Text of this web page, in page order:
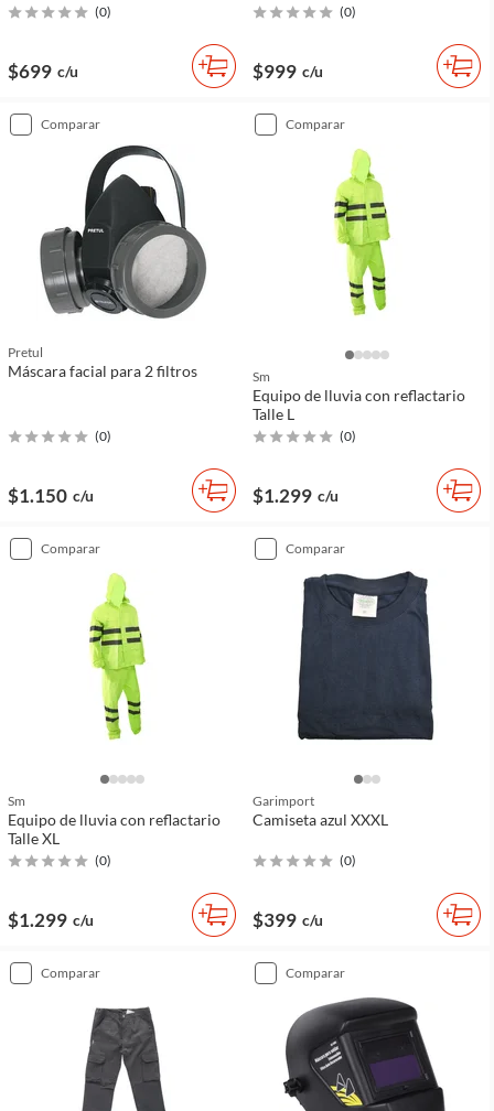
(0)
$699 c/u
(0)
$999 c/u
comparar
Pretul
Máscara facial para 2 filtros
(0)
$1.150 c/u
comparar
Sm
Equipo de lluvia con reflactario
Talle L
(0)
$1.299 c/u
comparar
Sm
Equipo de lluvia con reflactario
Talle XL
(0)
$1.299 c/u
comparar
Garimport
Camiseta azul XXXL
(0)
$399 c/u
comparar comparar